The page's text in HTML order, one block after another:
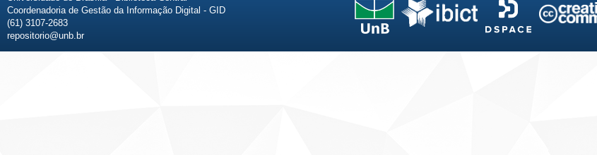
Coordenadoria de Gestão da Informação Digital - GID
(61) 3107-2683
repositorio@unb.br